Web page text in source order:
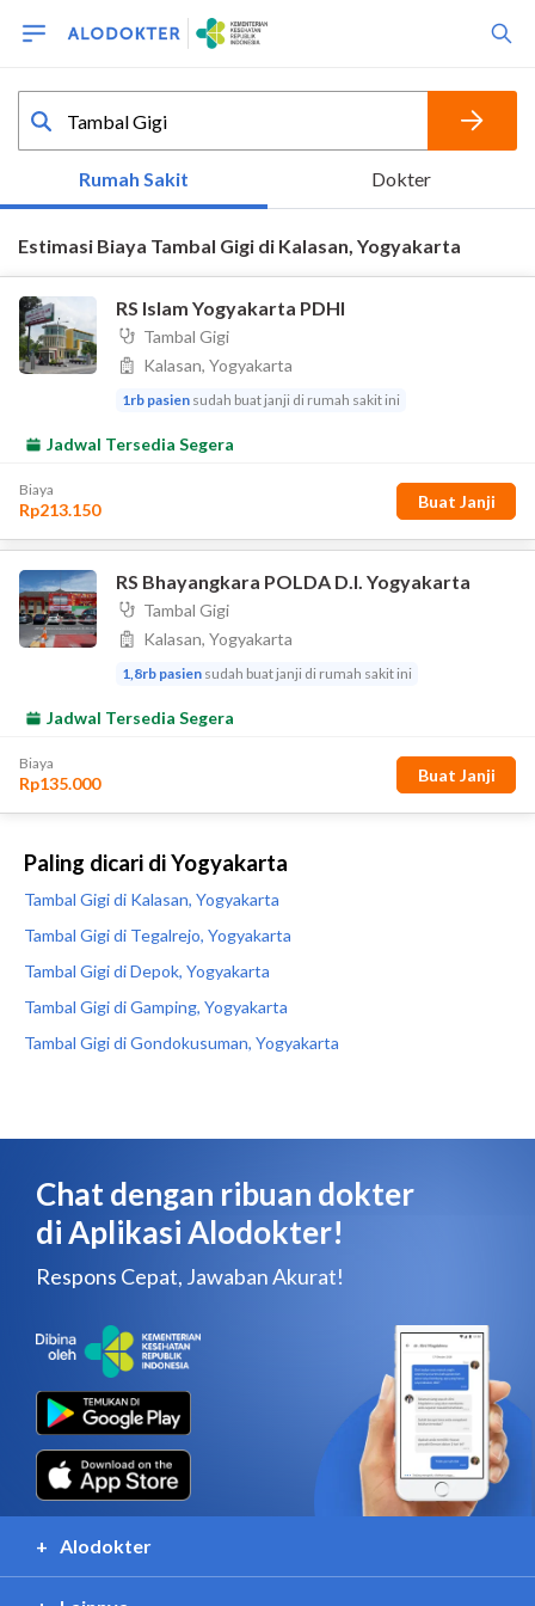
Paling dicari di Yogyakarta
Tambal Gigi di Kalasan, Yogyakarta
Tambal Gigi di Tegalrejo, Yogyakarta
Tambal Gigi di Depok, Yogyakarta
Tambal Gigi di Gamping, Yogyakarta
Tambal Gigi di Gondokusuman, Yogyakarta